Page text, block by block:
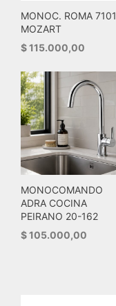
MONOC. ROMA 7101
MOZART
$115.000,00
MONOCOMANDO
ADRA COCINA
PEIRANO 20-162
$105.000,00